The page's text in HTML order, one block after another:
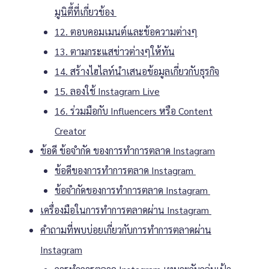
มูนิตี้ที่เกี่ยวข้อง
12. ตอบคอมเมนต์และข้อความต่างๆ
13. ตามกระแสข่าวต่างๆให้ทัน
14. สร้างไฮไลท์นำเสนอข้อมูลเกี่ยวกับธุรกิจ
15. ลองใช้ Instagram Live
16. ร่วมมือกับ Influencers หรือ Content
Creator
ข้อดี ข้อจำกัด ของการทำการตลาด Instagram
ข้อดีของการทำการตลาด Instagram
ข้อจำกัดของการทำการตลาด Instagram
เครื่องมือในการทำการตลาดผ่าน Instagram
คำถามที่พบบ่อยเกี่ยวกับการทำการตลาดผ่าน
Instagram